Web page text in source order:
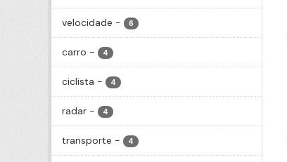
velocidade - 6
carro - 4
ciclista - 4
radar - 4
transporte - 4